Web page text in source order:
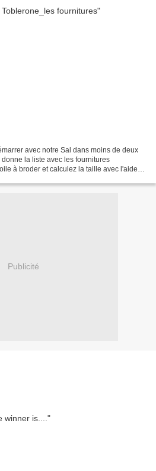
avec notre Sal dans moins de deux
la liste avec les fournitures
à broder et calculez la taille avec l'aide
Publicité